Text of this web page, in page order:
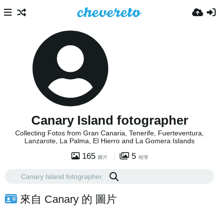
Canary Island fotographer
Collecting Fotos from Gran Canaria, Tenerife, Fuerteventura,
Lanzarote, La Palma, El Hierro and La Gomera Islands
165 圖片 5 相簿
來自 Canary 的 圖片